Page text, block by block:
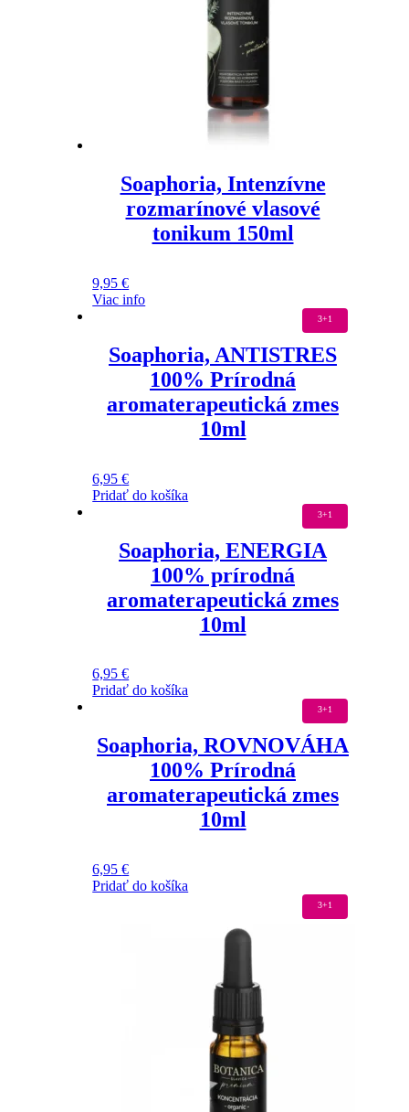
Soaphoria, Intenzívne
rozmarínové vlasové
tonikum 150ml
9,95€
Viac info
Soaphoria, ANTISTRES
100% Prírodná
aromaterapeutická zmes
10ml
6,95€
3+1
Pridať do košíka
Soaphoria, ENERGIA
100% prírodná
aromaterapeutická zmes
10ml
6,95€
3+1
Pridať do košíka
Soaphoria, ROVNOVÁHA
100% Prírodná
aromaterapeutická zmes
10ml
6,95€
3+1
Pridať do košíka
3+1